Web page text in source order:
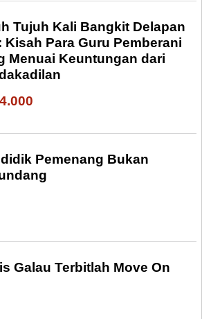
Tujuh Kali Bangkit Delapan
Kisah Para Guru Pemberani
Menuai Keuntungan dari
Pemenang Bukan
Galau Terbitlah Move On